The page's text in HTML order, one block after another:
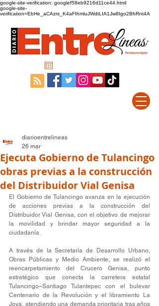
google-site-verification: googlef58eb9216d11ce44.html
google-site-
verification=EbHe_aCAzrs_K4aFIhmluJWdtLIA1Jw8Igo2BhRnt4A
Ejecuta Gobierno de Tulancingo
obras previas a la construcción
del Distribuidor Vial Genisa
diarioentrelineas
26 mar
El Gobierno de Tulancingo avanza en la ejecución
de acciones previas a la construcción del
Distribuidor Vial Genisa, con el objetivo de mejorar
la movilidad y brindar mayor seguridad a la
ciudadanía.
A través de la Secretaría de Desarrollo Urbano,
Obras Públicas y Medio Ambiente, se realizó el
reencarpetamiento del Crucero Genisa, punto
estratégico que conecta la carretera estatal
Tulancingo–Santiago Tulantepec con el bulevar
Centenario de la Revolución y el libramiento La
Joya, atendiendo una demanda prioritaria tras años